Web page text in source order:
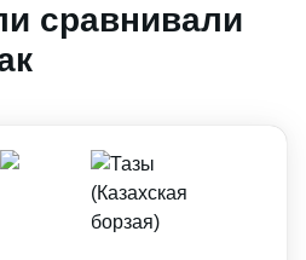
сравнивали